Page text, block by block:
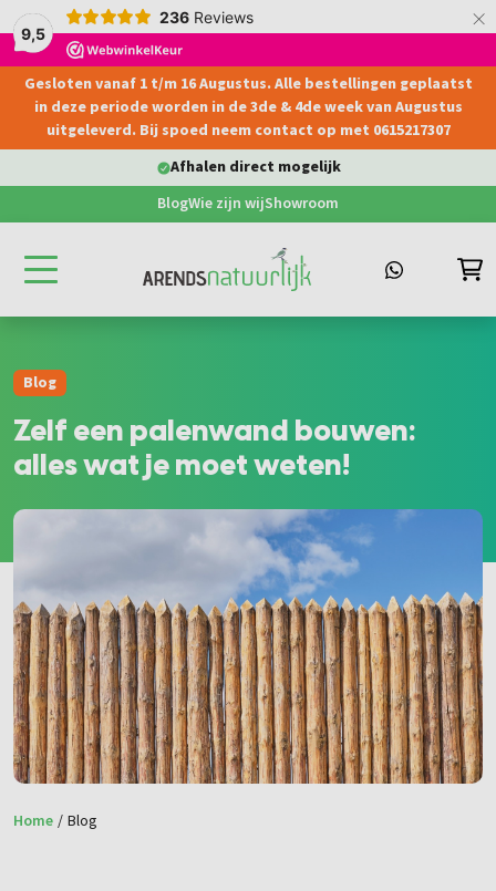
9,5
236 Reviews ×
Gesloten vanaf 1 t/m 16 Augustus. Alle bestellingen geplaatst
in deze periode worden in de 3de & 4de week van Augustus
uitgeleverd. Bij spoed neem contact op met 0615217307
Levering aan particulier & bedrijven
BlogWie zijn wijShowroom
Blog
Zelf een palenwand bouwen:
alles wat je moet weten!
Home / Blog